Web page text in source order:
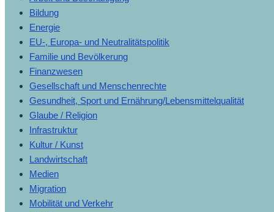
Bildung
Energie
EU-, Europa- und Neutralitätspolitik
Familie und Bevölkerung
Finanzwesen
Gesellschaft und Menschenrechte
Gesundheit, Sport und Ernährung/Lebensmittelqualität
Glaube / Religion
Infrastruktur
Kultur / Kunst
Landwirtschaft
Medien
Migration
Mobilität und Verkehr